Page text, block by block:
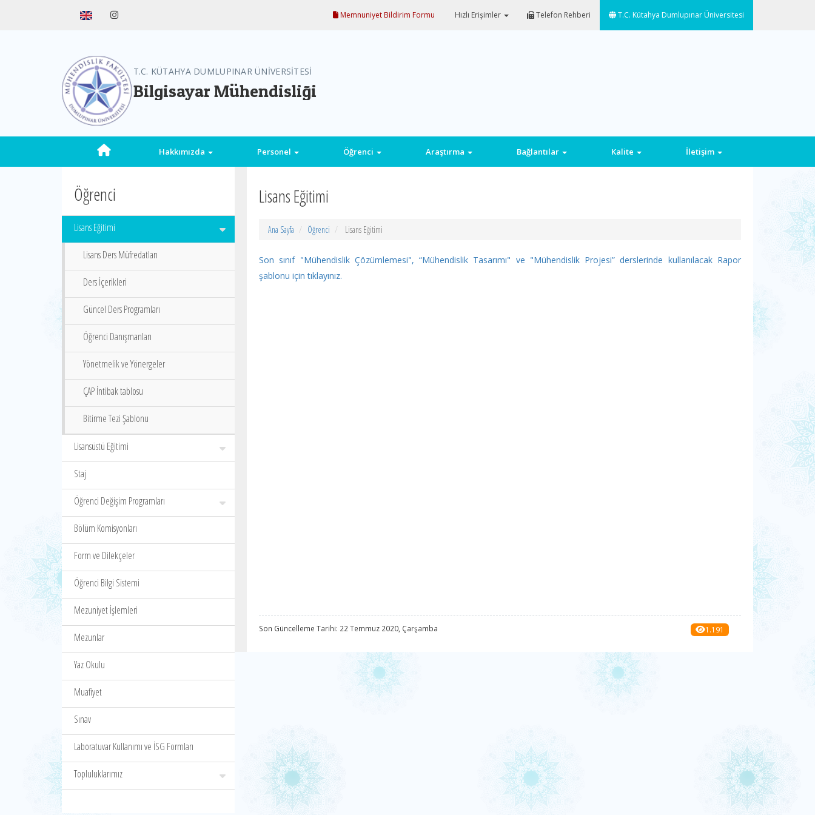
Memnuniyet Bildirim Formu Hızlı Erişimler Telefon Rehberi T.C. Kütahya Dumlupınar Üniversitesi
T.C. KÜTAHYA DUMLUPINAR ÜNİVERSİTESİ
Bilgisayar Mühendisliği
Hakkımızda Personel Öğrenci Araştırma Bağlantılar Kalite İletişim
Öğrenci
Lisans Eğitimi
Lisans Ders Müfredatları
Ders İçerikleri
Güncel Ders Programları
Öğrenci Danışmanları
Yönetmelik ve Yönergeler
ÇAP İntibak tablosu
Bitirme Tezi Şablonu
Lisansüstü Eğitimi
Staj
Öğrenci Değişim Programları
Bölüm Komisyonları
Form ve Dilekçeler
Öğrenci Bilgi Sistemi
Mezuniyet İşlemleri
Mezunlar
Yaz Okulu
Muafiyet
Sınav
Laboratuvar Kullanımı ve İSG Formları
Topluluklarımız
Lisans Eğitimi
Ana Sayfa Öğrenci Lisans Eğitimi
Son sınıf "Mühendislik Çözümlemesi", “Mühendislik Tasarımı" ve "Mühendislik Projesi” derslerinde kullanılacak Rapor
şablonu için tıklayınız.
Son Güncelleme Tarihi: 22 Temmuz 2020, Çarşamba 1.191